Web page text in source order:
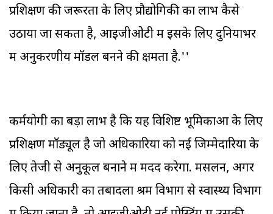
प्रशिक्षण की जरूरतों के लिए प्रौद्योगिकी का लाभ कैसे
उठाया जा सकता है, आइजीओटी में इसके लिए दुनियाभर
में अनुकरणीय मॉडल बनने की क्षमता है.''
कर्मयोगी का बड़ा लाभ है कि यह विशिष्ट भूमिकाओं के लिए
प्रशिक्षण मॉड्यूल है जो अधिकारियों को नई जिम्मेदारियों के
लिए तेजी से अनुकूल बनाने में मदद करेगा. मसलन, अगर
किसी अधिकारी का तबादला श्रम विभाग से स्वास्थ्य विभाग